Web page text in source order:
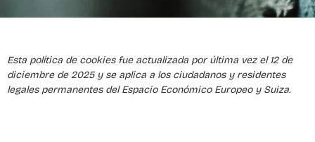
Esta política de cookies fue actualizada por última vez el 12 de
diciembre de 2025 y se aplica a los ciudadanos y residentes
legales permanentes del Espacio Económico Europeo y Suiza.